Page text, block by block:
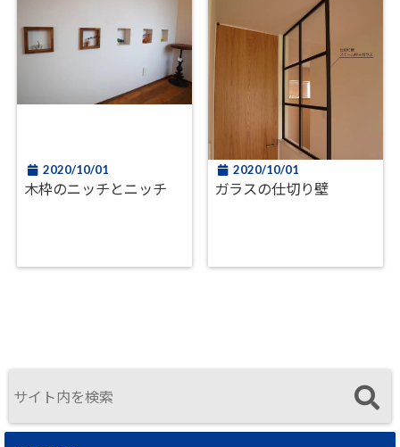
2020/10/01
木枠のニッチとニッチ
2020/10/01
ガラスの仕切り壁